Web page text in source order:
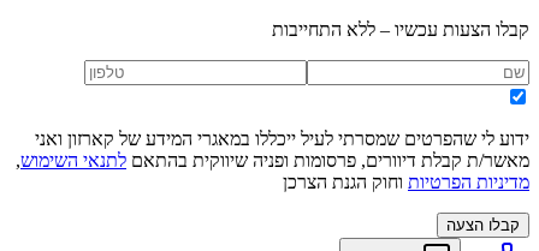
קבלו הצעות עכשיו – ללא התחייבות
ידוע לי שהפרטים שמסרתי לעיל ייכללו במאגרי המידע של קארזון ואני
מאשר/ת קבלת דיוורים, פרסומות ופניה שיווקית בהתאם לתנאי השימוש,
מדיניות הפרטיות וחוק הגנת הצרכן
קבלו הצעה